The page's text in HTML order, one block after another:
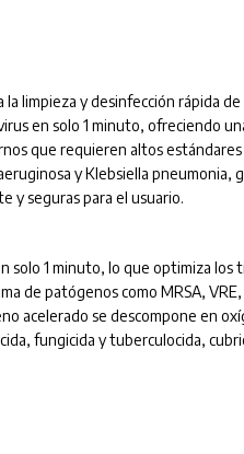
la limpieza y desinfección rápida
en solo 1 minuto, ofreciendo
que requieren altos
y Klebsiella
y seguras para el usuario.
solo 1 minuto, lo que optimiza los
de patógenos como MRSA,
acelerado se descompone en
fungicida y tuberculocida,